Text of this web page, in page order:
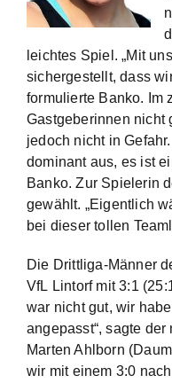
leichtes Spiel. „Mit
sichergestellt, dass
formulierte Banko. Im
Gastgeberinnen nicht
jedoch nicht in
dominant aus, es ist
Banko. Zur Spielerin
gewählt. „Eigentlich
bei dieser tollen
Die Drittliga-Männer
VfL Lintorf mit 3:1
war nicht gut, wir
angepasst“, sagte
Marten Ahlborn
wir mit einem 3:0